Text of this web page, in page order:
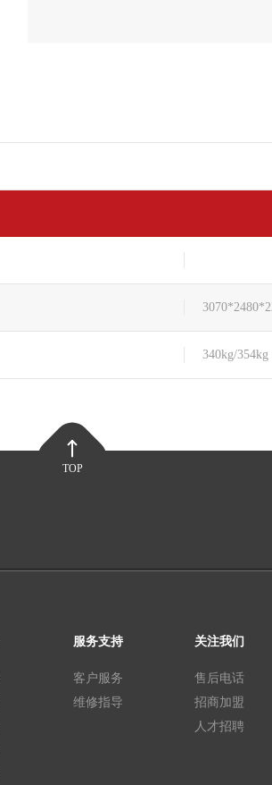
340kg/354kg
TOP
服务支持
客户服务
维修指导
关注我们
售后电话
招商加盟
人才招聘